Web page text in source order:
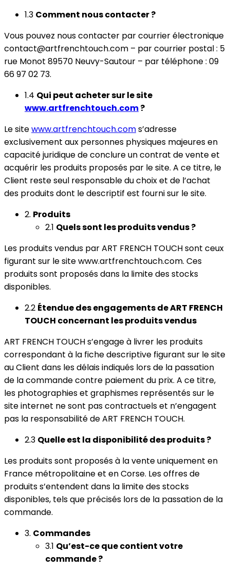
1.3 Comment nous contacter ?
Vous pouvez nous contacter par courrier électronique
contact@artfrenchtouch.com – par courrier postal : 5
rue Monot 89570 Neuvy-Sautour – par téléphone : 09
66 97 02 73.
1.4 Qui peut acheter sur le site
www.artfrenchtouch.com?
Le sitewww.artfrenchtouch.coms’adresse
exclusivement aux personnes physiques majeures en
capacité juridique de conclure un contrat de vente et
acquérir les produits proposés par le site. A ce titre, le
Client reste seul responsable du choix et de l’achat
des produits dont le descriptif est fourni sur le site.
2. Produits
2.1 Quels sont les produits vendus ?
Les produits vendus par ART FRENCH TOUCH sont ceux
figurant sur le site www.artfrenchtouch.com. Ces
produits sont proposés dans la limite des stocks
disponibles.
2.2 Étendue des engagements de ART FRENCH
TOUCH concernant les produits vendus
ART FRENCH TOUCH s’engage à livrer les produits
correspondant à la fiche descriptive figurant sur le site
au Client dans les délais indiqués lors de la passation
de la commande contre paiement du prix. A ce titre,
les photographies et graphismes représentés sur le
site internet ne sont pas contractuels et n’engagent
pas la responsabilité de ART FRENCH TOUCH.
2.3 Quelle est la disponibilité des produits ?
Les produits sont proposés à la vente uniquement en
France métropolitaine et en Corse. Les offres de
produits s’entendent dans la limite des stocks
disponibles, tels que précisés lors de la passation de la
commande.
3. Commandes
3.1 Qu’est-ce que contient votre
commande ?